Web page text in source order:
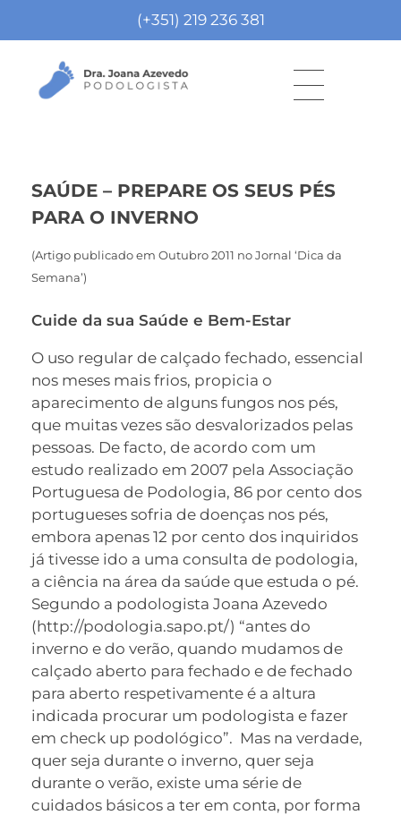
(+351) 219 236 381
SAÚDE – PREPARE OS SEUS PÉS
PARA O INVERNO
(Artigo publicado em Outubro 2011 no Jornal ‘Dica da
Semana’)
Cuide da sua Saúde e Bem-Estar
O uso regular de calçado fechado, essencial
nos meses mais frios, propicia o
aparecimento de alguns fungos nos pés,
que muitas vezes são desvalorizados pelas
pessoas. De facto, de acordo com um
estudo realizado em 2007 pela Associação
Portuguesa de Podologia, 86 por cento dos
portugueses sofria de doenças nos pés,
embora apenas 12 por cento dos inquiridos
já tivesse ido a uma consulta de podologia,
a ciência na área da saúde que estuda o pé.
Segundo a podologista Joana Azevedo
(http://podologia.sapo.pt/) “antes do
inverno e do verão, quando mudamos de
calçado aberto para fechado e de fechado
para aberto respetivamente é a altura
indicada procurar um podologista e fazer
em check up podológico”. Mas na verdade,
quer seja durante o inverno, quer seja
durante o verão, existe uma série de
cuidados básicos a ter em conta, por forma